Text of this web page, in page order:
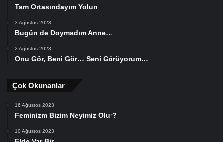
Tam Ortasındayım Yolun
3 Ağustos 2023
Bugün de Doymadım Anne…
2 Ağustos 2023
Onu Gör, Beni Gör… Seni Görüyorum…
Çok Okunanlar
16 Ağustos 2023
Feminizm Bizim Neyimiz Olur?
10 Ağustos 2023